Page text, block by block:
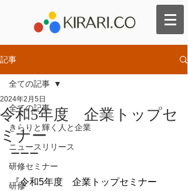
記事
全ての記事
きらりと輝く人と企業
ニュースリリース
研修セミナー
研修
全ての記事
令和5年度 企業トップセ
ミナー
2024年2月5日
ーーー
『令和5年度　企業トップセミナー